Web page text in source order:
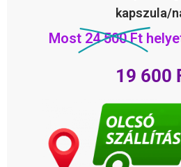
kapszula/
Most 24 500 Ft
19 600